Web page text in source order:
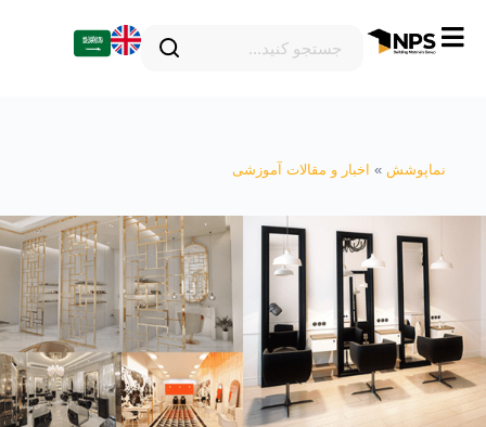
پرش
نماپوشش » اخبار و مقالات آموزشی